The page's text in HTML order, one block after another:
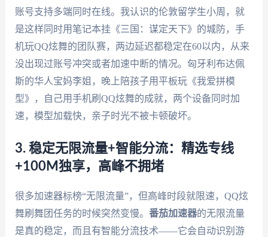
账号支持多端同时在线。我认识的伦敦留学生小周，就
是这样同时用笔记本挂《三国：谋定天下》的城防，手
机玩QQ炫舞的团队赛，两边延迟都稳定在60以内，从来
没出现过账号冲突或者加速中断的情况。匈牙利布达佩
斯的华人宝妈李姐，晚上陪孩子用平板玩《我爱拼模
型》，自己用手机刷QQ炫舞的成就，两个设备同时加
速，模型加载快，亲子时光不被卡顿破坏。
3. 稳定无限流量+智能分流：精选专线
+100M独享，高峰不拥堵
很多加速器标榜“无限流量”，但高峰时段就限速，QQ炫
舞刷舞团任务的时候突然变慢。 番茄加速器的无限流量
是真的稳定，而且有智能分流技术——它会自动识别游